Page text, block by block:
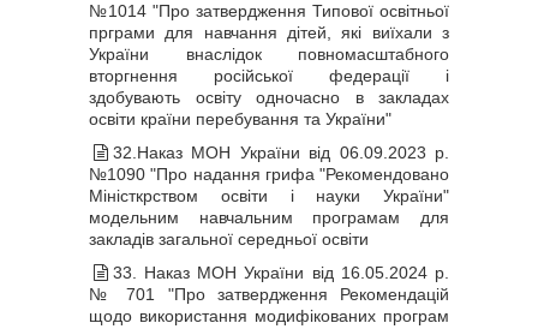
№1014 "Про затвердження Типової освітньої
прграми для навчання дітей, які виїхали з
України внаслідок повномасштабного
вторгнення російської федерації і
здобувають освіту одночасно в закладах
освіти країни перебування та України"
32.Наказ МОН України від 06.09.2023 р.
№1090 "Про надання грифа "Рекомендовано
Міністкрством освіти і науки України"
модельним навчальним програмам для
закладів загальної середньої освіти
33. Наказ МОН України від 16.05.2024 р.
№ 701 "Про затвердження Рекомендацій
щодо використання модифікованих програм